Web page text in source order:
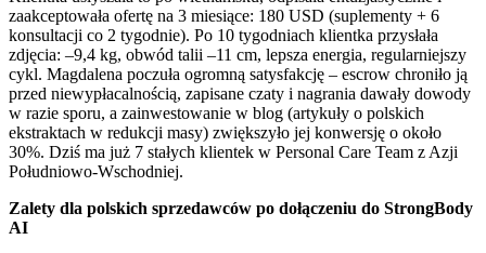
zaakceptowała ofertę na 3 miesiące: 180 USD (suplementy + 6
konsultacji co 2 tygodnie). Po 10 tygodniach klientka przysłała
zdjęcia: –9,4 kg, obwód talii –11 cm, lepsza energia, regularniejszy
cykl. Magdalena poczuła ogromną satysfakcję – escrow chroniło ją
przed niewypłacalnością, zapisane czaty i nagrania dawały dowody
w razie sporu, a zainwestowanie w blog (artykuły o polskich
ekstraktach w redukcji masy) zwiększyło jej konwersję o około
30%. Dziś ma już 7 stałych klientek w Personal Care Team z Azji
Południowo-Wschodniej.
Zalety dla polskich sprzedawców po dołączeniu do StrongBody
AI